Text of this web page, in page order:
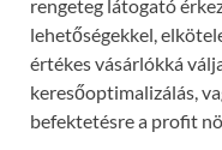
rengeteg látogató
lehetőségekkel,
értékes vásárlókká
keresőoptimalizálás,
befektetésre a profit